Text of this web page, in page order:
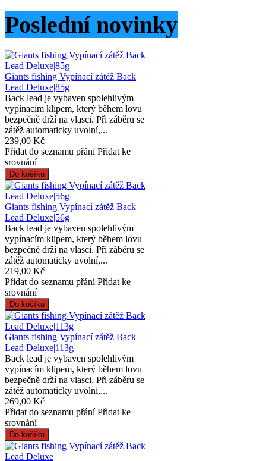
Poslední novinky
Giants fishing Vypínací zátěž Back
Lead Deluxe|85g
Back lead je vybaven spolehlivým
vypínacím klipem, který během lovu
bezpečně drží na vlasci. Při záběru se
zátěž automaticky uvolní,...
239,00 Kč
Přidat do seznamu přání Přidat ke
srovnání
Giants fishing Vypínací zátěž Back
Lead Deluxe|56g
Back lead je vybaven spolehlivým
vypínacím klipem, který během lovu
bezpečně drží na vlasci. Při záběru se
zátěž automaticky uvolní,...
219,00 Kč
Přidat do seznamu přání Přidat ke
srovnání
Giants fishing Vypínací zátěž Back
Lead Deluxe|113g
Back lead je vybaven spolehlivým
vypínacím klipem, který během lovu
bezpečně drží na vlasci. Při záběru se
zátěž automaticky uvolní,...
269,00 Kč
Přidat do seznamu přání Přidat ke
srovnání